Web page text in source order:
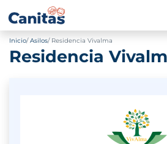
Inicio Asilos Residencia Vivalma
Residencia